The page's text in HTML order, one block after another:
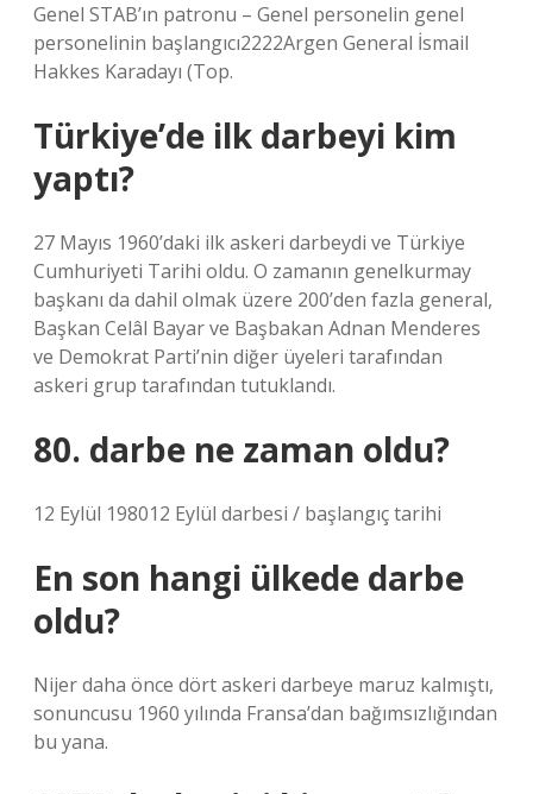
Genel STAB’ın patronu – Genel personelin genel
personelinin başlangıcı2222Argen General İsmail
Hakkes Karadayı (Top.
Türkiye’de ilk darbeyi kim
yaptı?
27 Mayıs 1960’daki ilk askeri darbeydi ve Türkiye
Cumhuriyeti Tarihi oldu. O zamanın genelkurmay
başkanı da dahil olmak üzere 200’den fazla general,
Başkan Celâl Bayar ve Başbakan Adnan Menderes
ve Demokrat Parti’nin diğer üyeleri tarafından
askeri grup tarafından tutuklandı.
80. darbe ne zaman oldu?
12 Eylül 198012 Eylül darbesi / başlangıç ​​tarihi
En son hangi ülkede darbe
oldu?
Nijer daha önce dört askeri darbeye maruz kalmıştı,
sonuncusu 1960 yılında Fransa’dan bağımsızlığından
bu yana.